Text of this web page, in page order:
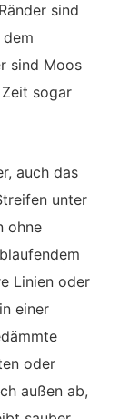
sind
sind Moos
sogar
auch das
unter
ohne
Linien oder
einer
oder
außen ab,